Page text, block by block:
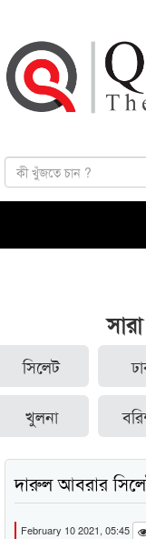
সিলেট
খুলনা
দারুল আবরার
February 10 2021, 05:45